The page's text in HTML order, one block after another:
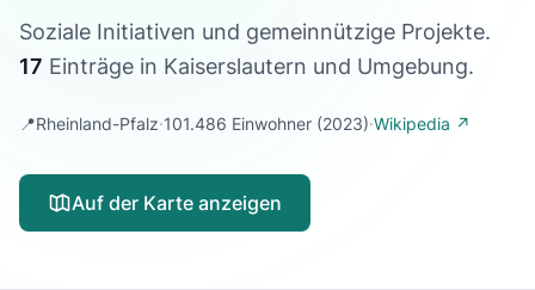
Soziale Initiativen und gemeinnützige Projekte.
17 Einträge in Kaiserslautern und Umgebung.
📍Rheinland-Pfalz·101.486 Einwohner (2023)·Wikipedia ↗
Auf der Karte anzeigen